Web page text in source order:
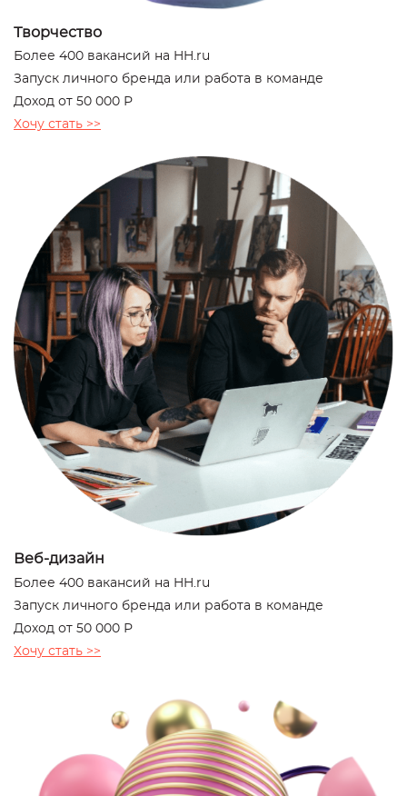
Творчество
Более 400 вакансий на HH.ru
Запуск личного бренда или работа в команде
Доход от 50 000 Р
Хочу стать >>
Веб-дизайн
Более 400 вакансий на HH.ru
Запуск личного бренда или работа в команде
Доход от 50 000 Р
Хочу стать >>